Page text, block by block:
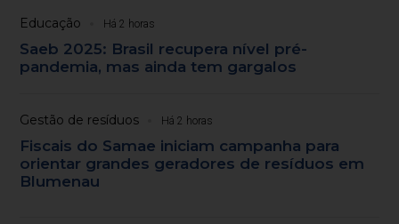
Educação Há 2 horas
Saeb 2025: Brasil recupera nível pré-
pandemia, mas ainda tem gargalos
Gestão de resíduos Há 2 horas
Fiscais do Samae iniciam campanha para
orientar grandes geradores de resíduos em
Blumenau